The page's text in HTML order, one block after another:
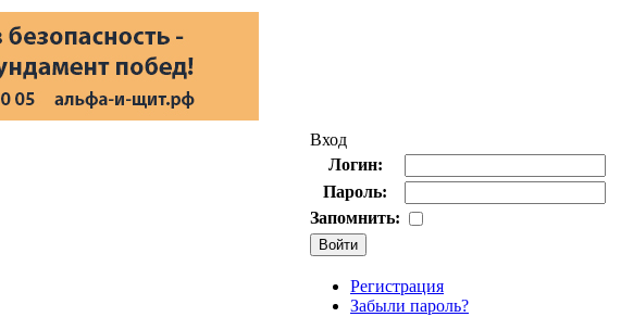
Вход
Логин:
Пароль:
Запомнить:
Регистрация
Забыли пароль?